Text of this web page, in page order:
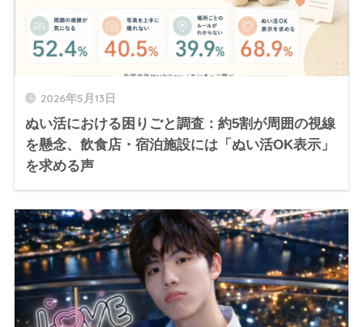
2026年5月13日
ぬい活における困りごと調査：約5割が周囲の視線
を懸念、飲食店・宿泊施設には「ぬい活OK表示」
を求める声